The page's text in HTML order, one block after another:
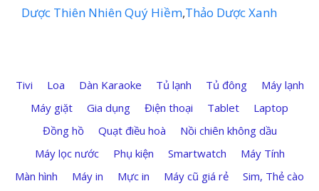
Dược Thiên Nhiên Quý Hiềm,Thảo Dược Xanh
Tivi Loa Dàn Karaoke Tủ lạnh Tủ đông
Máy lạnh
Máy giặt
Gia dụng Điện thoại Tablet
Laptop
Đồng hồ
Quạt điều hoà
Nồi chiên không dầu
Máy lọc nước
Phụ kiện Smartwatch
Máy Tính
Màn hình
Máy in Mực in Máy cũ giá rẻ
Sim, Thẻ cào